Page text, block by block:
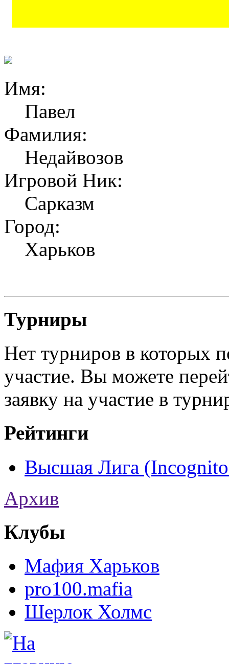
Имя:
Павел
Фамилия:
Недайвозов
Игровой Ник:
Сарказм
Город:
Харьков
Турниры
Нет турниров в которых
участие. Вы можете
заявку на участие в
Рейтинги
Высшая Лига
Архив
Клубы
Мафия Харьков
pro100.mafia
Шерлок Холмс